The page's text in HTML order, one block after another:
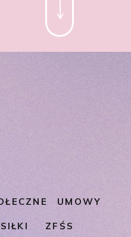
UMOWY
ZFŚS